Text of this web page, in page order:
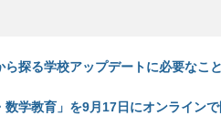
探る学校アップデートに必要なこ
学教育」を9月17日にオンライン